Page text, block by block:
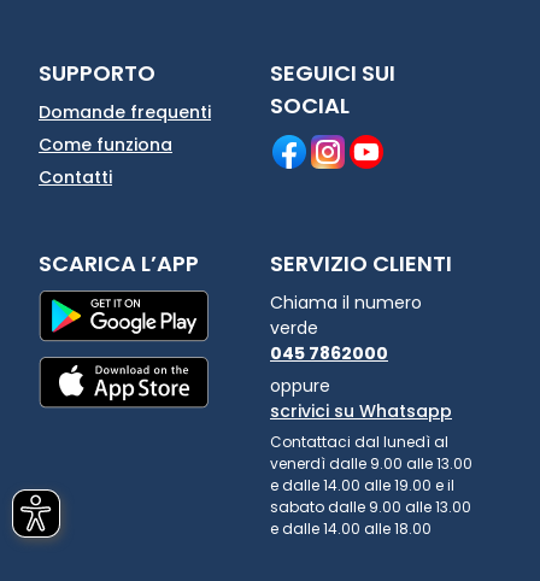
SUPPORTO
Domande frequenti
Come funziona
Contatti
SEGUICI SUI
SOCIAL
SCARICA L’APP SERVIZIO CLIENTI
Chiama il numero
verde
045 7862000
oppure
scrivici su Whatsapp
Contattaci dal lunedì al
venerdì dalle 9.00 alle 13.00
e dalle 14.00 alle 19.00 e il
sabato dalle 9.00 alle 13.00
e dalle 14.00 alle 18.00